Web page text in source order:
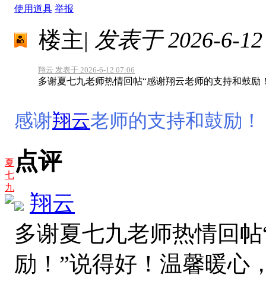
使用道具 举报
夏
七
九
楼主| 发表于 2026-6-
翔云 发表于 2026-6-12 07:06
多谢夏七九老师热情回帖“感谢翔云老师的支持和鼓
感谢翔云老师的支持和鼓励！
点评
翔云
多谢夏七九老师热情回
励！”说得好！温馨暖心